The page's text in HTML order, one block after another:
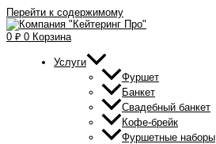
Перейти к содержимому
0 ₽ 0 Корзина
Услуги
Фуршет
Банкет
Свадебный банкет
Кофе-брейк
Фуршетные наборы